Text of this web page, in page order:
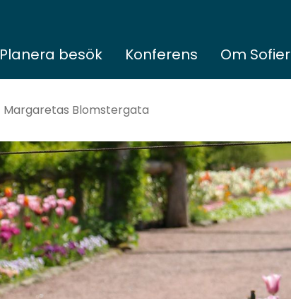
Planera besök Konferens Om
Margaretas Blomstergata